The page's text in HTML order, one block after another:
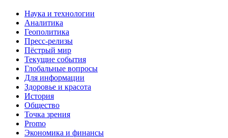
Наука и технологии
Аналитика
Геополитика
Пресс-релизы
Пёстрый мир
Текущие события
Глобальные вопросы
Для информации
Здоровье и красота
История
Общество
Точка зрения
Promo
Экономика и финансы